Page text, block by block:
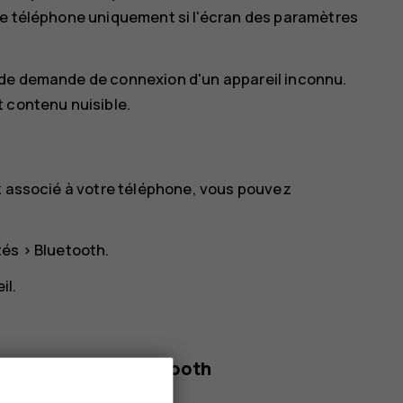
uniquement si l'écran des paramètres
demande de connexion d'un appareil inconnu.
contenu nuisible.
à votre téléphone, vous pouvez
> Bluetooth.
technologie Bluetooth